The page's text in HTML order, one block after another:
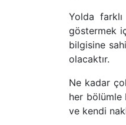
Yolda
göstermek
bilgisine
olacaktır.
Ne kadar
her bölümle
ve kendi